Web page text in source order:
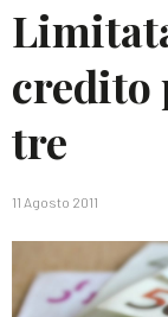
credito
tre
11 Agosto 2011